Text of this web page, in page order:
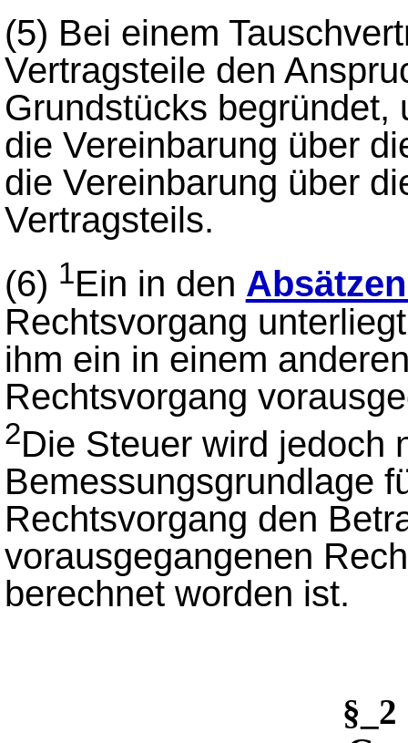
(5) Bei einem
Vertragsteile den
Grundstücks begründet,
die Vereinbarung über
die Vereinbarung über
Vertragsteils.
(6) 1Ein in den
Rechtsvorgang
ihm ein in einem
Rechtsvorgang
2Die Steuer wird jedoch
Bemessungsgrundlage
Rechtsvorgang den
vorausgegangenen
berechnet worden ist.